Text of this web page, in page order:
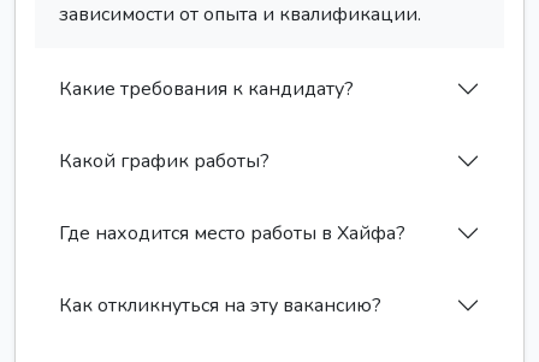
зависимости от опыта и квалификации.
Какие требования к кандидату?
Какой график работы?
Где находится место работы в Хайфа?
Как откликнуться на эту вакансию?